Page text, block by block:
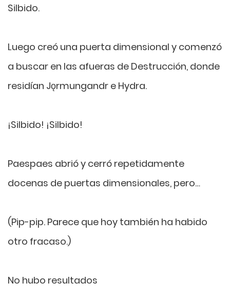
Silbido.
Luego creó una puerta dimensional y comenzó
a buscar en las afueras de Destrucción, donde
residían Jǫrmungandr e Hydra.
¡Silbido! ¡Silbido!
Paespaes abrió y cerró repetidamente
docenas de puertas dimensionales, pero…
(Pip-pip. Parece que hoy también ha habido
otro fracaso.)
No hubo resultados